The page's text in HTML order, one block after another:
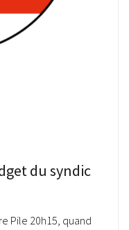
du syndic
Pile 20h15, quand